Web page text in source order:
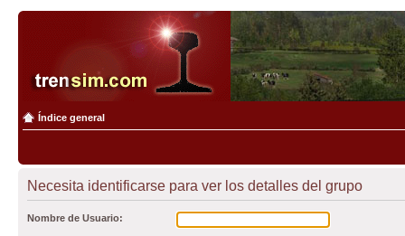
Índice general
Necesita identificarse para ver los detalles del grupo
Nombre de Usuario: